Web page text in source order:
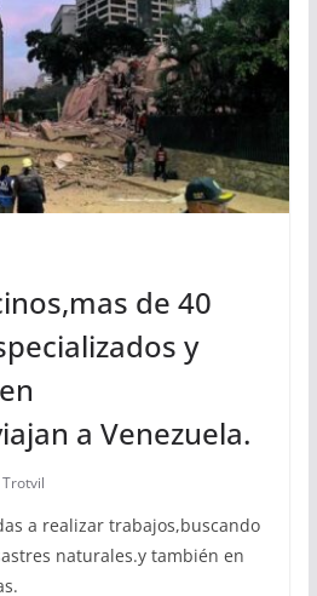
de 40
y
a Venezuela.
a realizar trabajos,buscando
naturales.y también en